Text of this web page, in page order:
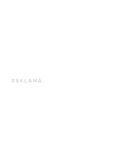
REKLAMA